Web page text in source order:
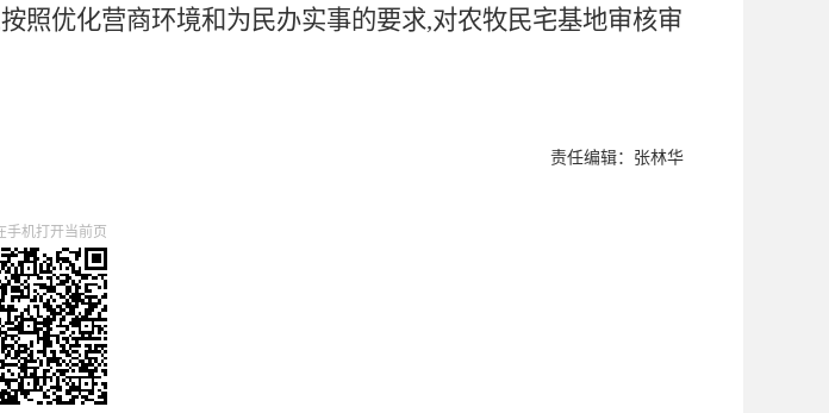
照优化营商环境和为民办实事的要求,对农牧民宅基地审核审
责任编辑：张林华
手机打开当前页